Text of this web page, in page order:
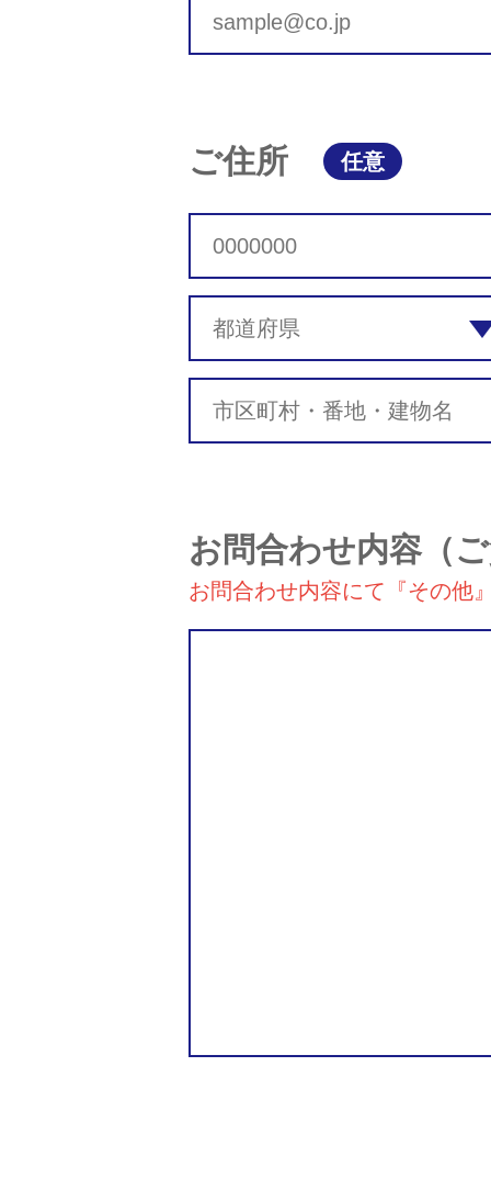
ご住所 任意
お問合わせ内容（
お問合わせ内容にて『その他